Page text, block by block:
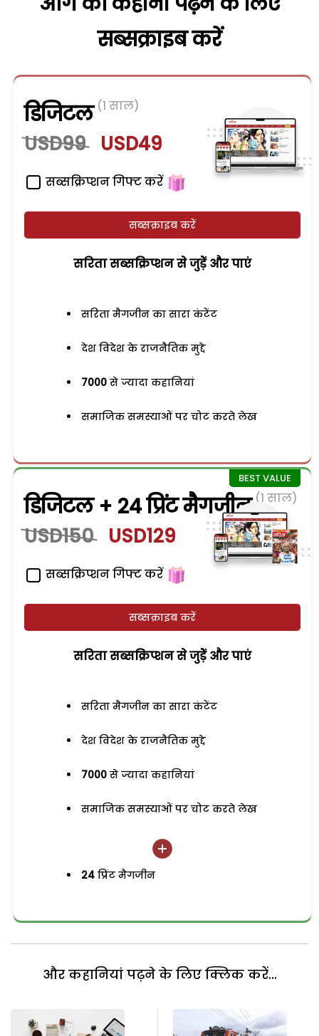
सब्सक्राइब करें
डिजिटल (1 साल)
USD99 USD49
सब्सक्रिप्शन गिफ्ट करें
सब्सक्राइब करें
सरिता सब्सक्रिप्शन से जुड़ेें और पाएं
सरिता मैगजीन का सारा कंटेंट
देश विदेश के राजनैतिक मुद्दे
7000 से ज्यादा कहानियां
समाजिक समस्याओं पर चोट करते लेख
डिजिटल + 24 प्रिंट मैगजीन (1 साल)
USD150 USD129
सब्सक्रिप्शन गिफ्ट करें
सब्सक्राइब करें
सरिता सब्सक्रिप्शन से जुड़ेें और पाएं
सरिता मैगजीन का सारा कंटेंट
देश विदेश के राजनैतिक मुद्दे
7000 से ज्यादा कहानियां
समाजिक समस्याओं पर चोट करते लेख
24 प्रिंट मैगजीन
और कहानियां पढ़ने के लिए क्लिक करें...